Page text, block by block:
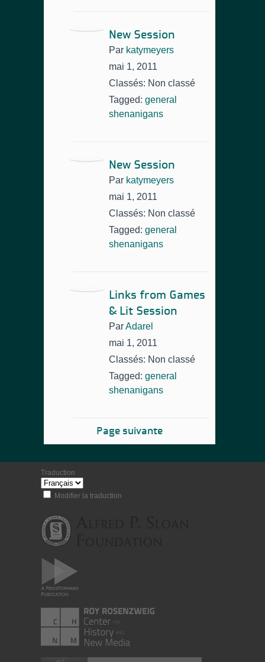
New Session
Par katymeyers
mai 1, 2011
Classés: Non classé
Tagged: general
shenanigans
New Session
Par katymeyers
mai 1, 2011
Classés: Non classé
Tagged: general
shenanigans
Links from Games
& Lit Session
ParAdarel
mai 1, 2011
Classés: Non classé
Tagged: general
shenanigans
Page suivante
Traduction
Modifier la traduction